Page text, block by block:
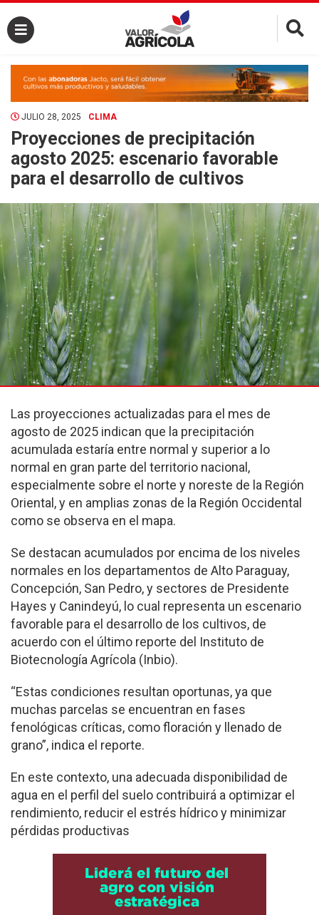
×
JULIO 28, 2025 CLIMA
Proyecciones de precipitación
agosto 2025: escenario favorable
para el desarrollo de cultivos
Las proyecciones actualizadas para el mes de
agosto de 2025 indican que la precipitación
acumulada estaría entre normal y superior a lo
normal en gran parte del territorio nacional,
especialmente sobre el norte y noreste de la Región
Oriental, y en amplias zonas de la Región Occidental
como se observa en el mapa.
Se destacan acumulados por encima de los niveles
normales en los departamentos de Alto Paraguay,
Concepción, San Pedro, y sectores de Presidente
Hayes y Canindeyú, lo cual representa un escenario
favorable para el desarrollo de los cultivos, de
acuerdo con el último reporte del Instituto de
Biotecnología Agrícola (Inbio).
“Estas condiciones resultan oportunas, ya que
muchas parcelas se encuentran en fases
fenológicas críticas, como floración y llenado de
grano”, indica el reporte.
En este contexto, una adecuada disponibilidad de
agua en el perfil del suelo contribuirá a optimizar el
rendimiento, reducir el estrés hídrico y minimizar
pérdidas productivas